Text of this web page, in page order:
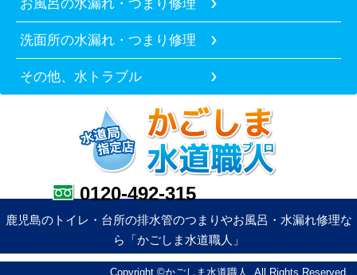
洗面所の水漏れ・つまり修理
その他、水トラブル
0120-492-315
鹿児島のトイレ・台所の排水管のつまりやお風呂・水漏れ修理な
ら「かごしま水道職人」
Copyright ©かごしま水道職人. All Rights Reserved.